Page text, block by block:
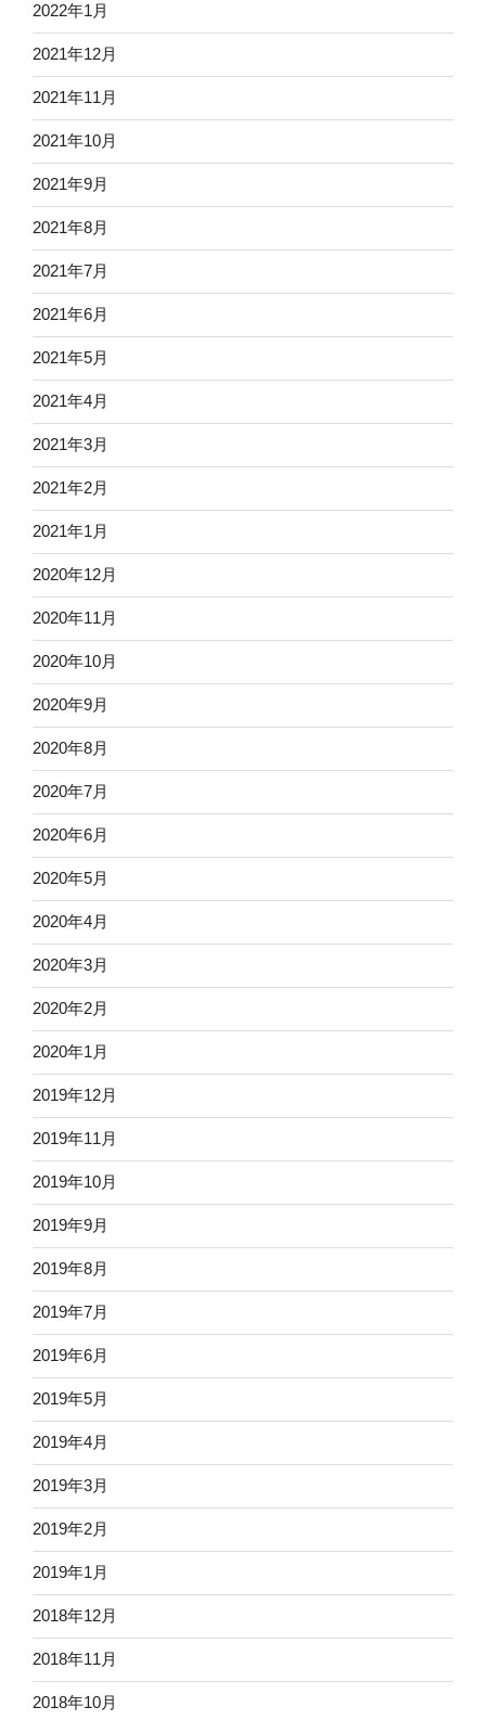
2022年1月
2021年12月
2021年11月
2021年10月
2021年9月
2021年8月
2021年7月
2021年6月
2021年5月
2021年4月
2021年3月
2021年2月
2021年1月
2020年12月
2020年11月
2020年10月
2020年9月
2020年8月
2020年7月
2020年6月
2020年5月
2020年4月
2020年3月
2020年2月
2020年1月
2019年12月
2019年11月
2019年10月
2019年9月
2019年8月
2019年7月
2019年6月
2019年5月
2019年4月
2019年3月
2019年2月
2019年1月
2018年12月
2018年11月
2018年10月